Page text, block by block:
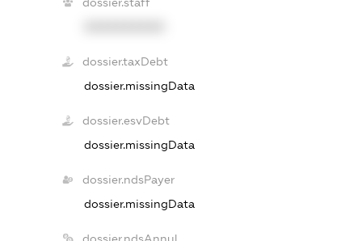
dossier.staff
dossier.taxDebt
dossier.missingData
dossier.esvDebt
dossier.missingData
dossier.ndsPayer
dossier.missingData